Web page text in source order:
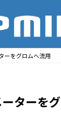
ーをグロムへ流用
ターを